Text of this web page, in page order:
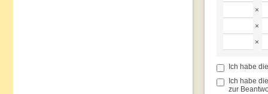
×
×
×
Ich habe
Ich habe
zur